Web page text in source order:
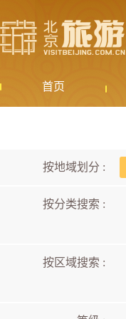
首页
按地域划分 :
按分类搜索 :
按区域搜索 :